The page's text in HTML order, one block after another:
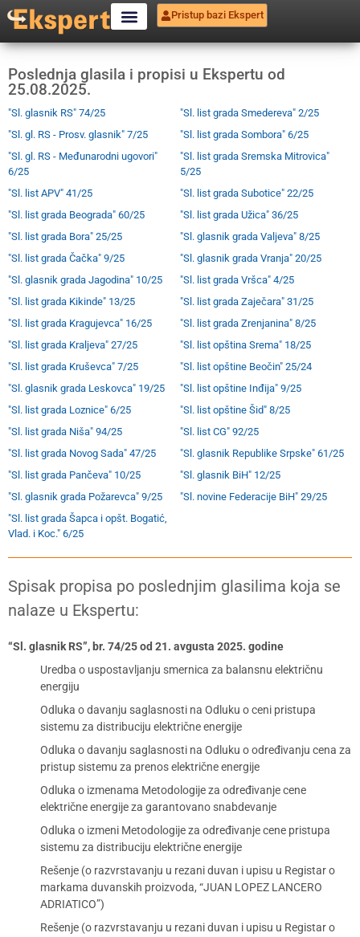
Pristup bazi Ekspert
Poslednja glasila i propisi u Ekspertu od
25.08.2025.
"Sl. glasnik RS" 74/25
"Sl. gl. RS - Prosv. glasnik" 7/25
"Sl. gl. RS - Međunarodni ugovori"
6/25
"Sl. list APV" 41/25
"Sl. list grada Beograda" 60/25
"Sl. list grada Bora" 25/25
"Sl. list grada Čačka" 9/25
"Sl. glasnik grada Jagodina" 10/25
"Sl. list grada Kikinde" 13/25
"Sl. list grada Kragujevca" 16/25
"Sl. list grada Kraljeva" 27/25
"Sl. list grada Kruševca" 7/25
"Sl. glasnik grada Leskovca" 19/25
"Sl. list grada Loznice" 6/25
"Sl. list grada Niša" 94/25
"Sl. list grada Novog Sada" 47/25
"Sl. list grada Pančeva" 10/25
"Sl. glasnik grada Požarevca" 9/25
"Sl. list grada Šapca i opšt. Bogatić,
Vlad. i Koc." 6/25
"Sl. list grada Smedereva" 2/25
"Sl. list grada Sombora" 6/25
"Sl. list grada Sremska Mitrovica"
5/25
"Sl. list grada Subotice" 22/25
"Sl. list grada Užica" 36/25
"Sl. glasnik grada Valjeva" 8/25
"Sl. glasnik grada Vranja" 20/25
"Sl. list grada Vršca" 4/25
"Sl. list grada Zaječara" 31/25
"Sl. list grada Zrenjanina" 8/25
"Sl. list opština Srema" 18/25
"Sl. list opštine Beočin" 25/24
"Sl. list opštine Inđija" 9/25
"Sl. list opštine Šid" 8/25
"Sl. list CG" 92/25
"Sl. glasnik Republike Srpske" 61/25
"Sl. glasnik BiH" 12/25
"Sl. novine Federacije BiH" 29/25
Spisak propisa po poslednjim glasilima koja se
nalaze u Ekspertu:
“Sl. glasnik RS”, br. 74/25 od 21. avgusta 2025. godine
Uredba o uspostavljanju smernica za balansnu električnu
energiju
Odluka o davanju saglasnosti na Odluku o ceni pristupa
sistemu za distribuciju električne energije
Odluka o davanju saglasnosti na Odluku o određivanju cena za
pristup sistemu za prenos električne energije
Odluka o izmenama Metodologije za određivanje cene
električne energije za garantovano snabdevanje
Odluka o izmeni Metodologije za određivanje cene pristupa
sistemu za distribuciju električne energije
Rešenje (o razvrstavanju u rezani duvan i upisu u Registar o
markama duvanskih proizvoda, “JUAN LOPEZ LANCERO
ADRIATICO”)
Rešenje (o razvrstavanju u rezani duvan i upisu u Registar o